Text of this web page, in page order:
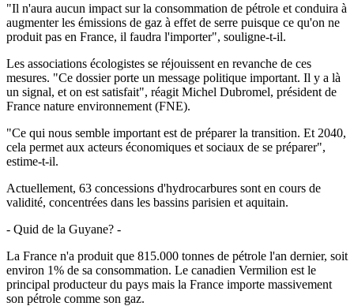
"Il n'aura aucun impact sur la consommation de pétrole et conduira à
augmenter les émissions de gaz à effet de serre puisque ce qu'on ne
produit pas en France, il faudra l'importer", souligne-t-il.
Les associations écologistes se réjouissent en revanche de ces
mesures. "Ce dossier porte un message politique important. Il y a là
un signal, et on est satisfait", réagit Michel Dubromel, président de
France nature environnement (FNE).
"Ce qui nous semble important est de préparer la transition. Et 2040,
cela permet aux acteurs économiques et sociaux de se préparer",
estime-t-il.
Actuellement, 63 concessions d'hydrocarbures sont en cours de
validité, concentrées dans les bassins parisien et aquitain.
- Quid de la Guyane? -
La France n'a produit que 815.000 tonnes de pétrole l'an dernier, soit
environ 1% de sa consommation. Le canadien Vermilion est le
principal producteur du pays mais la France importe massivement
son pétrole comme son gaz.